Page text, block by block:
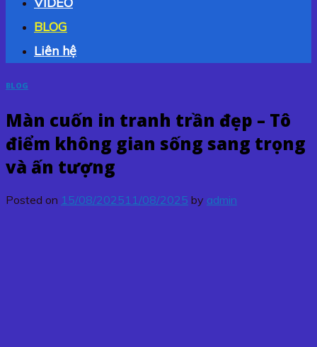
BLOG
Liên hệ
BLOG
Màn cuốn in tranh trần đẹp – Tô
điểm không gian sống sang trọng
và ấn tượng
Posted on 15/08/202511/08/2025 by admin